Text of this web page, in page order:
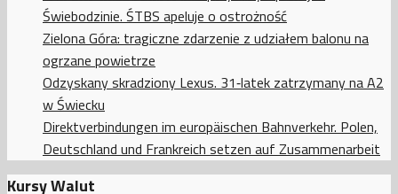
Świebodzinie. ŚTBS apeluje o ostrożność
Zielona Góra: tragiczne zdarzenie z udziałem balonu na
ogrzane powietrze
Odzyskany skradziony Lexus. 31‑latek zatrzymany na A2
w Świecku
Direktverbindungen im europäischen Bahnverkehr. Polen,
Deutschland und Frankreich setzen auf Zusammenarbeit
Kursy Walut